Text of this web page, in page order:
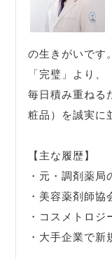
の生きがいです。
「完璧」より、
毎日積み重ねる
粧品）を誠実に
【主な履歴】
・元・調剤薬局
・美容薬剤師協
・コスメトロジ
・大手企業で新